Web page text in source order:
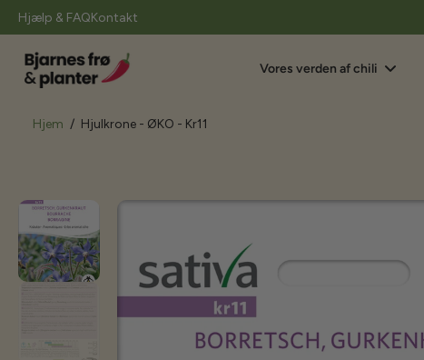
Hjælp & FAQKontakt
Vores verden af chili
Hjem / Hjulkrone - ØKO - Kr11
Gå
til
produktoplysninger